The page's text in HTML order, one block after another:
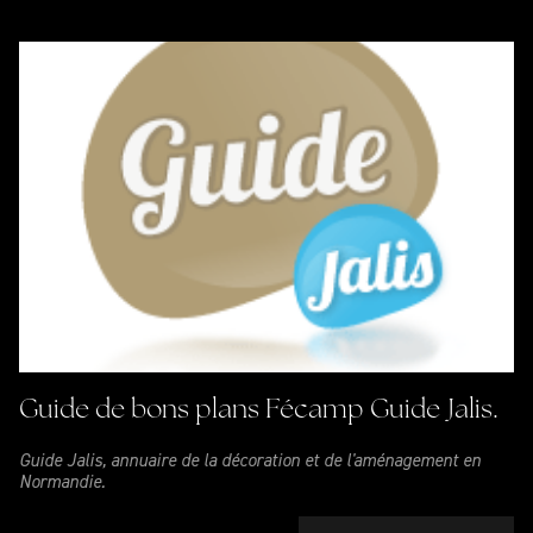
Guide de bons plans Fécamp Guide Jalis.
Guide Jalis, annuaire de la décoration et de l'aménagement en
Normandie.